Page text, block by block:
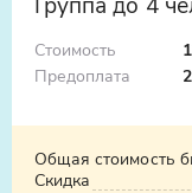
прикоснетесь
возможность
сакральной,
Стоимость
Предоплата
Общая стоимость
Скидка